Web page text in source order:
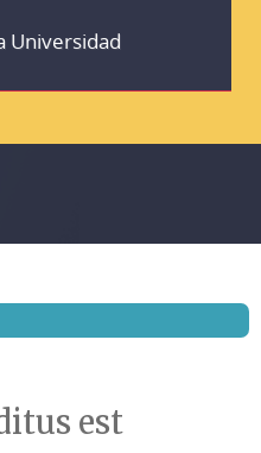
Universidad
est